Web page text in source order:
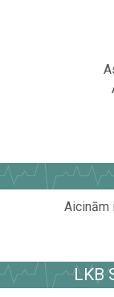
Aicinām
LKB